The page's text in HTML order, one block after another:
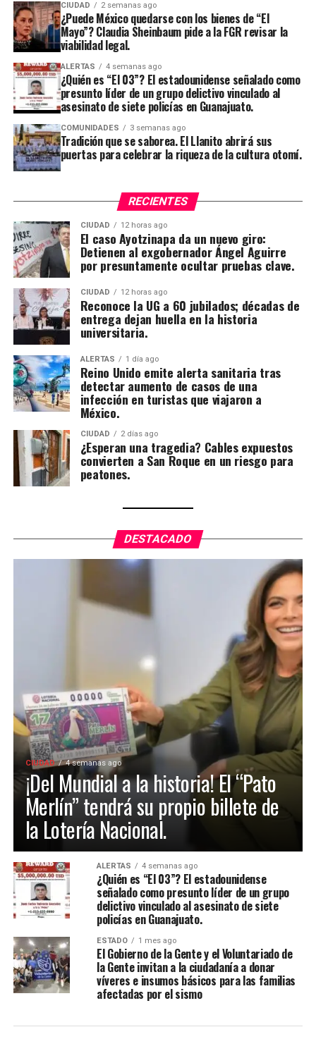
CIUDAD 2 semanas ago
¿Puede México quedarse con los bienes de “El
Mayo”? Claudia Sheinbaum pide a la FGR revisar la
viabilidad legal.
ALERTAS 4 semanas ago
¿Quién es “El 03”? El estadounidense señalado como
presunto líder de un grupo delictivo vinculado al
asesinato de siete policías en Guanajuato.
COMUNIDADES 3 semanas ago
Tradición que se saborea. El Llanito abrirá sus
puertas para celebrar la riqueza de la cultura otomí.
RECIENTES
CIUDAD 12 horas ago
El caso Ayotzinapa da un nuevo giro:
Detienen al exgobernador Ángel Aguirre
por presuntamente ocultar pruebas clave.
CIUDAD 12 horas ago
Reconoce la UG a 60 jubilados; décadas de
entrega dejan huella en la historia
universitaria.
ALERTAS 1 día ago
Reino Unido emite alerta sanitaria tras
detectar aumento de casos de una
infección en turistas que viajaron a
México.
CIUDAD 2 días ago
¿Esperan una tragedia? Cables expuestos
convierten a San Roque en un riesgo para
peatones.
DESTACADO
CIUDAD 4 semanas ago
¡Del Mundial a la historia! El “Pato
Merlín” tendrá su propio billete de
la Lotería Nacional.
ALERTAS 4 semanas ago
¿Quién es “El 03”? El estadounidense
señalado como presunto líder de un grupo
delictivo vinculado al asesinato de siete
policías en Guanajuato.
ESTADO 1 mes ago
El Gobierno de la Gente y el Voluntariado de
la Gente invitan a la ciudadanía a donar
víveres e insumos básicos para las familias
afectadas por el sismo